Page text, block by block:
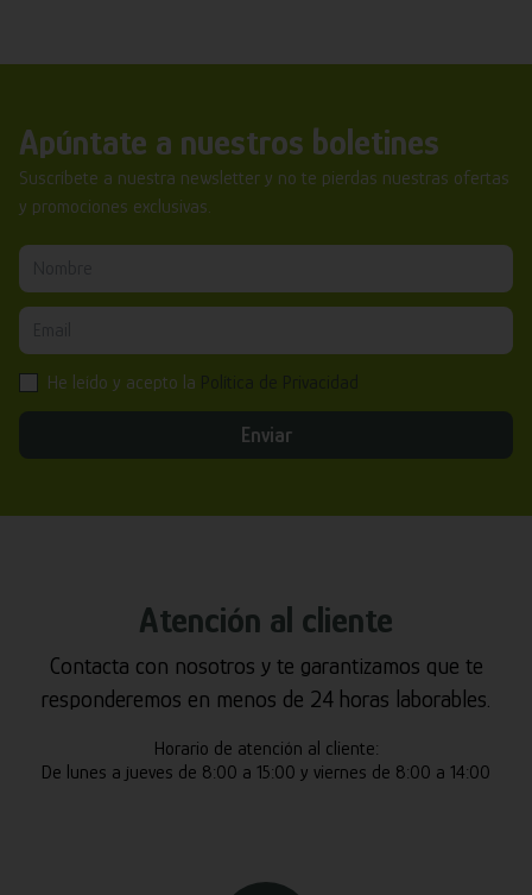
Apúntate a nuestros boletines
Suscríbete a nuestra newsletter y no te pierdas nuestras ofertas
y promociones exclusivas.
He leído y acepto la
Enviar
Atención al cliente
Contacta con nosotros y te garantizamos que te
responderemos en menos de 24 horas laborables.
Horario de atención al cliente:
De lunes a jueves de 8:00 a 15:00 y viernes de 8:00 a 14:00